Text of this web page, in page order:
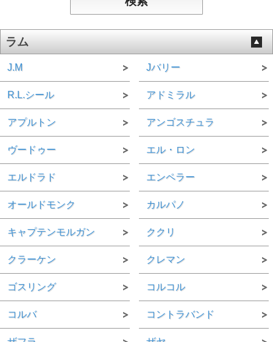
ラム
J.M
R.L.シール
アプルトン
ヴードゥー
エルドラド
オールドモンク
キャプテンモルガン
クラーケン
ゴスリング
コルバ
Jバリー
アドミラル
アンゴスチュラ
エル・ロン
エンペラー
カルパノ
ククリ
クレマン
コルコル
コントラバンド